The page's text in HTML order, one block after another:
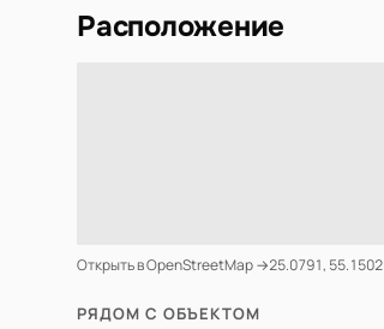
Расположение
Открыть в OpenStreetMap →25.0791, 55.1502
РЯДОМ С ОБЪЕКТОМ